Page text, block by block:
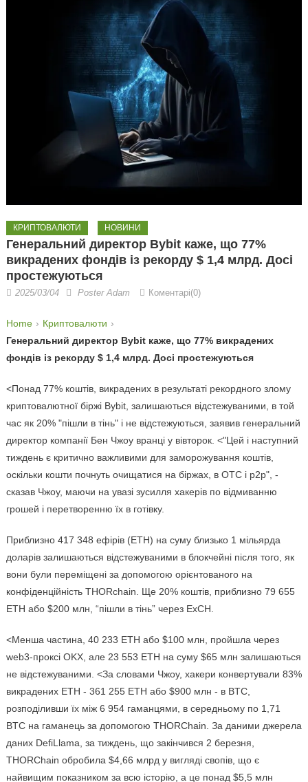
КРИПТОВАЛЮТИ НОВИНИ
Генеральний директор Bybit каже, що 77%
викрадених фондів із рекорду $ 1,4 млрд. Досі
простежуються
2025/03/04 Poster Adam Коментарі(0)
Home
Криптовалюти
Генеральний директор Bybit каже, що 77% викрадених
фондів із рекорду $ 1,4 млрд. Досі простежуються
<Понад 77% коштів, викрадених в результаті рекордного злому
криптовалютної біржі Bybit, залишаються відстежуваними, в той
час як 20% "пішли в тінь" і не відстежуються, заявив генеральний
директор компанії Бен Чжоу вранці у вівторок. <"Цей і наступний
тиждень є критично важливими для заморожування коштів,
оскільки кошти почнуть очищатися на біржах, в ОТС і p2p", -
сказав Чжоу, маючи на увазі зусилля хакерів по відмиванню
грошей і перетворенню їх в готівку.
Приблизно 417 348 ефірів (ETH) на суму близько 1 мільярда
доларів залишаються відстежуваними в блокчейні після того, як
вони були переміщені за допомогою орієнтованого на
конфіденційність THORchain. Ще 20% коштів, приблизно 79 655
ETH або $200 млн, “пішли в тінь” через ExCH.
<Менша частина, 40 233 ETH або $100 млн, пройшла через
web3-проксі OKX, але 23 553 ETH на суму $65 млн залишаються
не відстежуваними. <За словами Чжоу, хакери конвертували 83%
викрадених ETH - 361 255 ETH або $900 млн - в BTC,
розподіливши їх між 6 954 гаманцями, в середньому по 1,71
BTC на гаманець за допомогою THORChain. За даними джерела
даних DefiLlama, за тиждень, що закінчився 2 березня,
THORChain обробила $4,66 млрд у вигляді свопів, що є
найвищим показником за всю історію, а це понад $5,5 млн